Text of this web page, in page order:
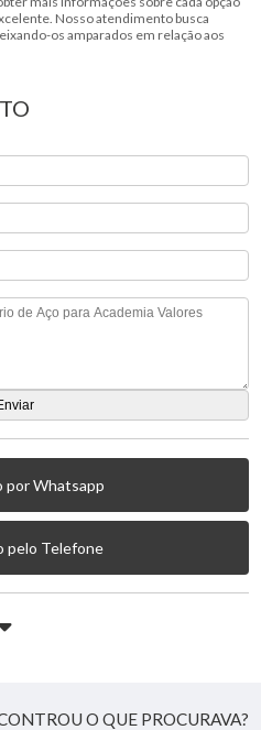
Nosso atendimento busca
os amparados em relação aos
por Whatsapp
pelo Telefone
O QUE PROCURAVA?